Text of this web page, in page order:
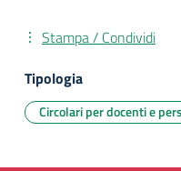
Stampa / Condividi
Tipologia
Circolari per docenti e